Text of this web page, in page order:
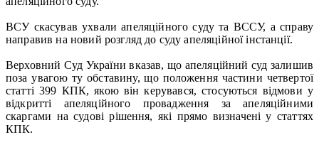
ВСУ скасував ухвали апеляційного суду та ВССУ, а справу
направив на новий розгляд до суду апеляційної інстанції.
Верховний Суд України вказав, що апеляційний суд залишив
поза увагою ту обставину, що положення частини четвертої
статті 399 КПК, якою він керувався, стосуються відмови у
відкритті апеляційного провадження за апеляційними
скаргами на судові рішення, які прямо визначені у статтях
КПК.